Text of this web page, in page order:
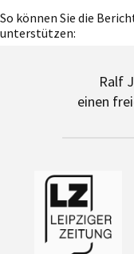
So können Sie die
unterstützen:
Ralf
einen